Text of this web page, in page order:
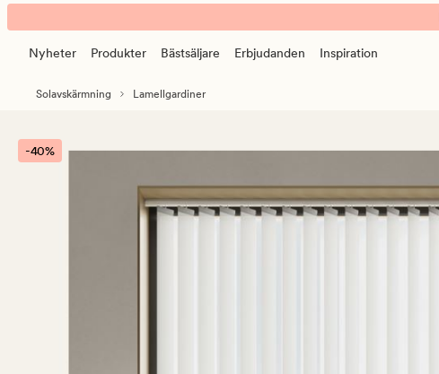
Tim
lameller
banner.
Klicka
ESCAPE
att
pausa.
Nyheter Produkter Bästsäljare Erbjudanden Inspiration
Solavskärmning Lamellgardiner
-40%